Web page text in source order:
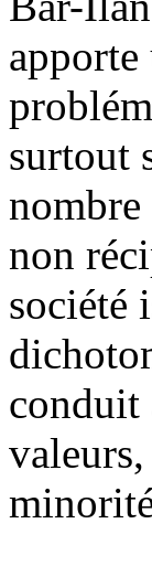
surtout
nombre
non
société
conduit